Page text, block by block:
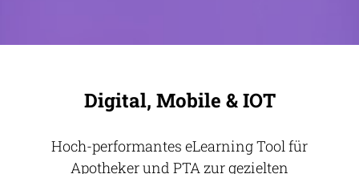
Digital, Mobile & IOT
Hoch-performantes eLearning Tool für
Apotheker und PTA zur gezielten